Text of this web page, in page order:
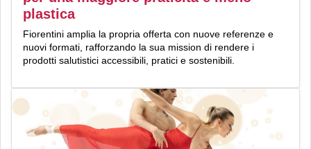
plastica
Fiorentini amplia la propria offerta con nuove referenze e
nuovi formati, rafforzando la sua mission di rendere i
prodotti salutistici accessibili, pratici e sostenibili.